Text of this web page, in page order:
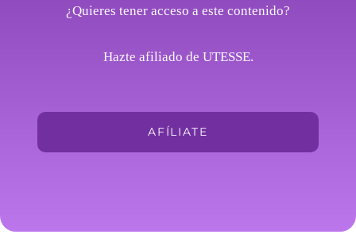
¿Quieres tener acceso a este contenido?
Hazte afiliado de UTESSE.
AFÍLIATE